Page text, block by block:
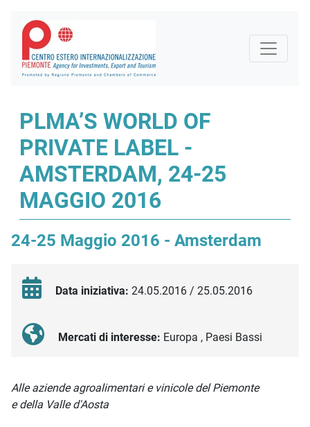
PLMA’S WORLD OF
PRIVATE LABEL -
AMSTERDAM, 24-25
MAGGIO 2016
24-25 Maggio 2016 - Amsterdam
Data iniziativa: 24.05.2016 / 25.05.2016
Mercati di interesse: Europa , Paesi Bassi
Descrizione iniziativa
Alle aziende agroalimentari e vinicole del Piemonte
e della Valle d'Aosta